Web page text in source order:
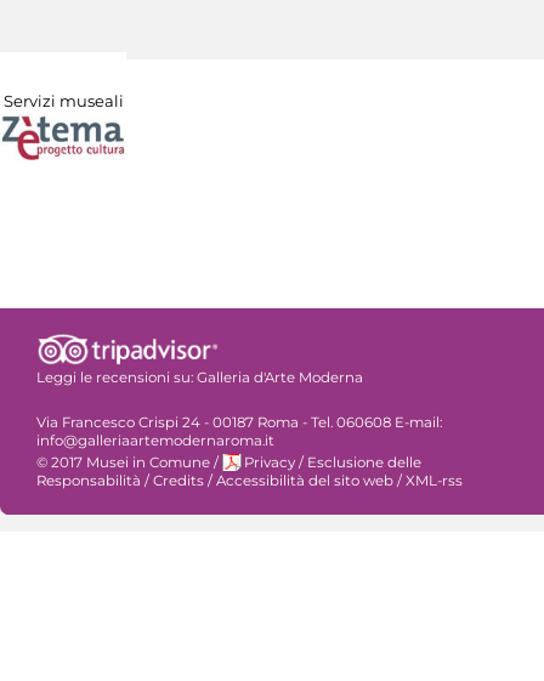
Servizi museali
Leggi le recensioni su: Galleria d'Arte Moderna
Via Francesco Crispi 24 - 00187 Roma - Tel. 060608 E-mail:
info@galleriaartemodernaroma.it
© 2017 Musei in Comune / Privacy / Esclusione delle
Responsabilità /Credits /Accessibilità del sito web /XML-rss